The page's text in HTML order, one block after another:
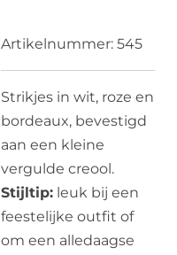
Artikelnummer: 545
Strikjes in wit, roze en
bordeaux, bevestigd
aan een kleine
vergulde creool.
Stijltip: leuk bij een
feestelijke outfit of
om een alledaagse